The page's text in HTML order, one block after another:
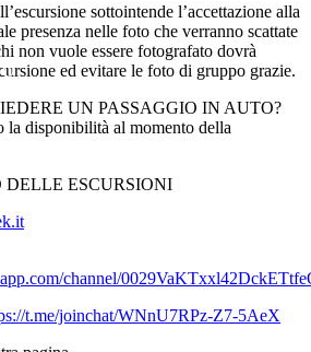
sottointende l’accettazione alla
presenza nelle foto che verranno scattate
non vuole essere fotografato dovrà
ed evitare le foto di gruppo grazie.
UN PASSAGGIO IN AUTO?
la disponibilità al momento della
DELLE ESCURSIONI
channel/
t.me/joinchat/WNnU7RPz-Z7-5AeX